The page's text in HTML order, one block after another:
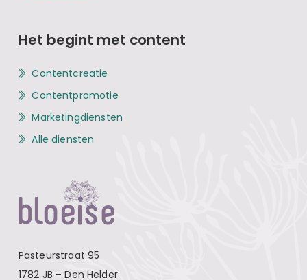
Pasteurstraat 95
1782 JB – Den Helder
Het begint met content
Contentcreatie
Contentpromotie
Marketingdiensten
Alle diensten